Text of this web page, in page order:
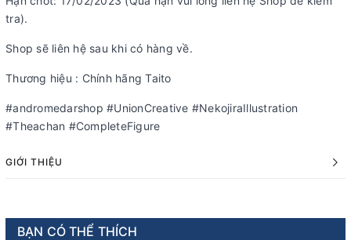
tra).
Shop sẽ liên hệ sau khi có hàng về.
Thương hiệu : Chính hãng Taito
#andromedarshop #UnionCreative #NekojiraIllustration
#Theachan #CompleteFigure
GIỚI THIỆU
BẠN CÓ THỂ THÍCH